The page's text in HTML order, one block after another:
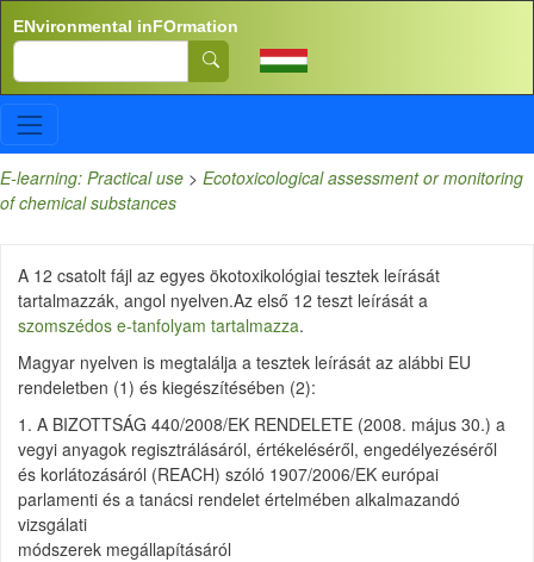
ENvironmental inFOrmation
Search
E-learning: Practical use > Ecotoxicological assessment or monitoring
of chemical substances
A 12 csatolt fájl az egyes ökotoxikológiai tesztek leírását
tartalmazzák, angol nyelven.Az első 12 teszt leírását a
szomszédos e-tanfolyam tartalmazza.
Magyar nyelven is megtalálja a tesztek leírását az alábbi EU
rendeletben (1) és kiegészítésében (2):
1. A BIZOTTSÁG 440/2008/EK RENDELETE (2008. május 30.) a
vegyi anyagok regisztrálásáról, értékeléséről, engedélyezéséről
és korlátozásáról (REACH) szóló 1907/2006/EK európai
parlamenti és a tanácsi rendelet értelmében alkalmazandó
vizsgálati
módszerek megállapításáról